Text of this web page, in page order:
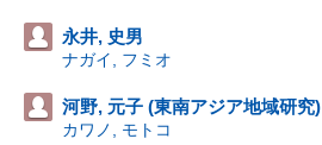
永井, 史男
ナガイ, フミオ
河野, 元子 (東南アジア地域研究)
カワノ, モトコ